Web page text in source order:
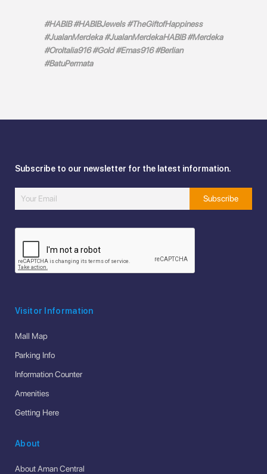
#HABIB #HABIBJewels #TheGiftofHappiness
#JualanMerdeka #JualanMerdekaHABIB #Merdeka
#Oroltalia916 #Gold #Emas916 #Berlian
#BatuPermata
Subscribe to our newsletter for the latest information.
Visitor Information
Mall Map
Parking Info
Information Counter
Amenities
Getting Here
About
About Aman Central